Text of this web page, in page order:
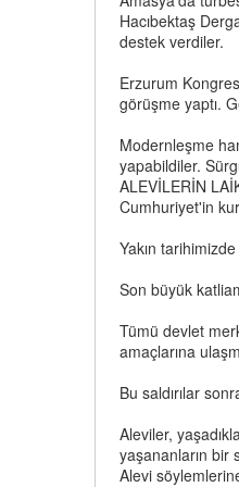
Hacıbektaş
destek verdiler.
Erzurum
görüşme yaptı.
Modernleşme
yapabildiler.
ALEVİLERİN
Cumhuriyet'in
Yakın
Son büyük
Tümü devlet
amaçlarına
Bu saldırılar
Aleviler,
yaşananların bir
Alevi